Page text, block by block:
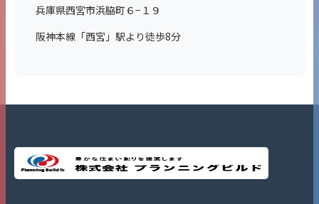
兵庫県西宮市浜脇町６−１９
阪神本線「西宮」駅より徒歩8分